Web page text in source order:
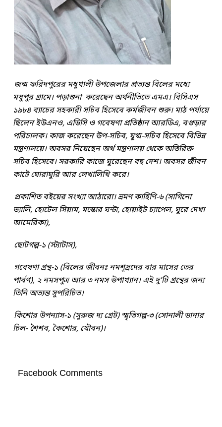
জন্ম ফরিদপুরের মধুখালী উপজেলার প্রত্যন্ত বিলের মধ্যে
মধুপুর গ্রামে। পড়াশুনা করেছেন অর্থনীতিতে এমএ। বিসিএস
১৯৮৪ ব্যাচের সহকারী সচিব হিসেবে কর্মজীবন শুরু। মাঠ পর্যায়ে
ছিলেন ইউএনও, এডিসি ও গবেষণা প্রতিষ্ঠান আরডিএ, বগুড়ার
পরিচালক। কাজ করেছেন উপ-সচিব, যুগ্ম-সচিব হিসেবে বিভিন্ন
মন্ত্রণালয়ে। অবসর নিয়েছেন অর্থ মন্ত্রণালয় থেকে অতিরিক্ত
সচিব হিসেবে। সরকারি কাজে ঘুরেছেন বহু দেশ। অবসর জীবন
কাটে ঘোরাঘুরি আর লেখালিখি করে।
প্রকাশিত বইয়ের সংখ্যা আঠারো। ভ্রমণ কাহিণি-৬ (সাগিনো
ভ্যালি, হোটেল সিয়াম, মস্কোর ঘন্টা, হোয়াইট চ্যাপেল, ঘুরে দেখা
আমেরিকা),
ছোটগল্প-১ (স্ট্যাটাস),
গবেষণা গ্রন্থ-১ (বিলের জীবনঃ নমশূদ্রদের বার মাসের তের
পার্বণ), ২ নমসপুত্র আর ৩ নমস উপাখ্যান। এই দু’টি গ্রন্থের জন্য
তিনি অত্যন্ত সুপরিচিত।
কিশোর উপন্যাস-১ (সুরুজ দ্য গ্রেট) স্মৃতিগল্প-৩ (সোনালী ডানার
চিল- শৈশব, কৈশোর, যৌবন)।
Facebook Comments